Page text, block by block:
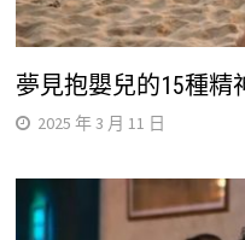
夢見抱嬰兒的15種精
2025 年 3 月 11 日